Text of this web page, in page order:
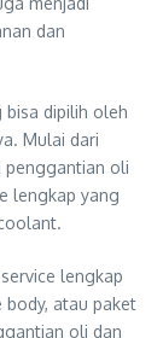
dan
bisa dipilih oleh
Mulai dari
penggantian oli
lengkap yang
lengkap
atau paket
oli dan